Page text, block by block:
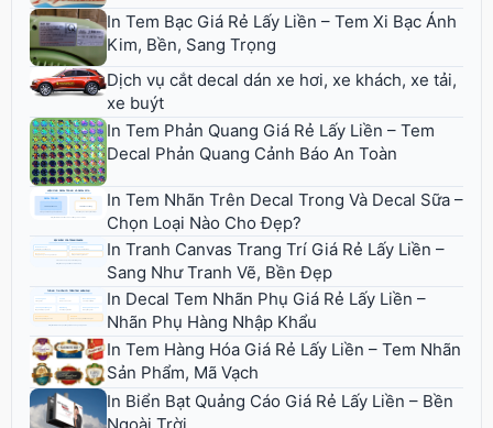
In Tem Bạc Giá Rẻ Lấy Liền – Tem Xi Bạc Ánh
Kim, Bền, Sang Trọng
Dịch vụ cắt decal dán xe hơi, xe khách, xe tải,
xe buýt
In Tem Phản Quang Giá Rẻ Lấy Liền – Tem
Decal Phản Quang Cảnh Báo An Toàn
In Tem Nhãn Trên Decal Trong Và Decal Sữa –
Chọn Loại Nào Cho Đẹp?
In Tranh Canvas Trang Trí Giá Rẻ Lấy Liền –
Sang Như Tranh Vẽ, Bền Đẹp
In Decal Tem Nhãn Phụ Giá Rẻ Lấy Liền –
Nhãn Phụ Hàng Nhập Khẩu
In Tem Hàng Hóa Giá Rẻ Lấy Liền – Tem Nhãn
Sản Phẩm, Mã Vạch
In Biển Bạt Quảng Cáo Giá Rẻ Lấy Liền – Bền